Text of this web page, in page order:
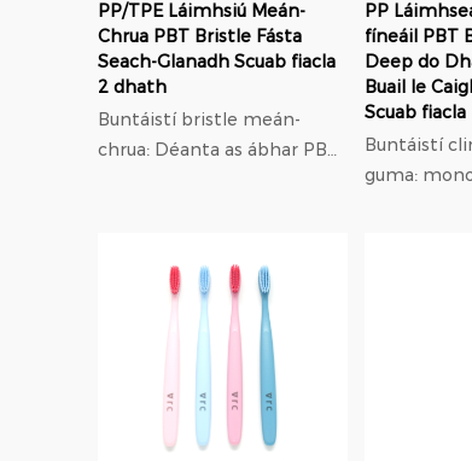
PP/TPE Láimhsiú Meán-
Chrua PBT Bristle Fásta
Seach-Glanadh Scuab fiacla
2 dhath
Buntáistí bristle meán-
chrua: Déanta as ábhar PBT
glan glan agus compord a
PP
fíneáil PBT
Deep do
Buail le
Scuab fiacla
Buntáistí
guma:
37% níos lú